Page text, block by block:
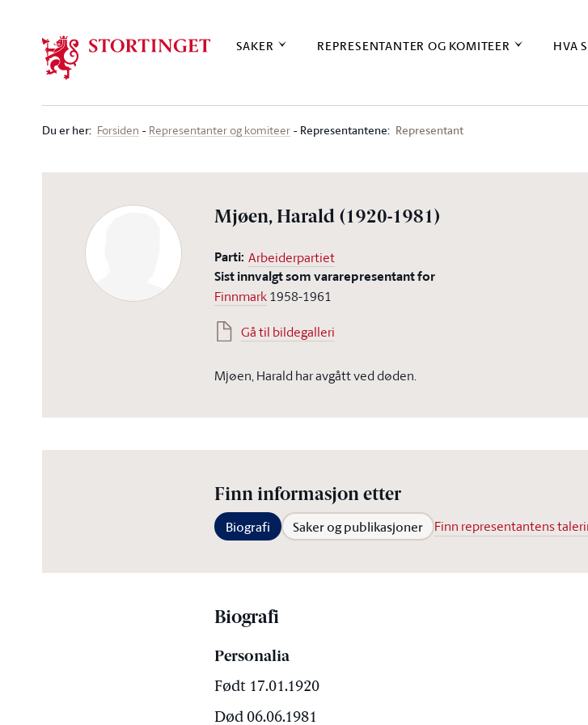
SAKER REPRESENTANTER OG KOMITEER HVA
Du er her: Forsiden Representanter og komiteer Representantene: Representant
Mjøen, Harald (1920-1981)
Parti: Arbeiderpartiet
Sist innvalgt som vararepresentant for
Finnmark1958-1961
Gå til bildegalleri
Mjøen, Harald har avgått ved døden.
Finn informasjon etter
Biografi Saker og publikasjoner Finn representantens
Biografi
Personalia
Født 17.01.1920
Død 06.06.1981